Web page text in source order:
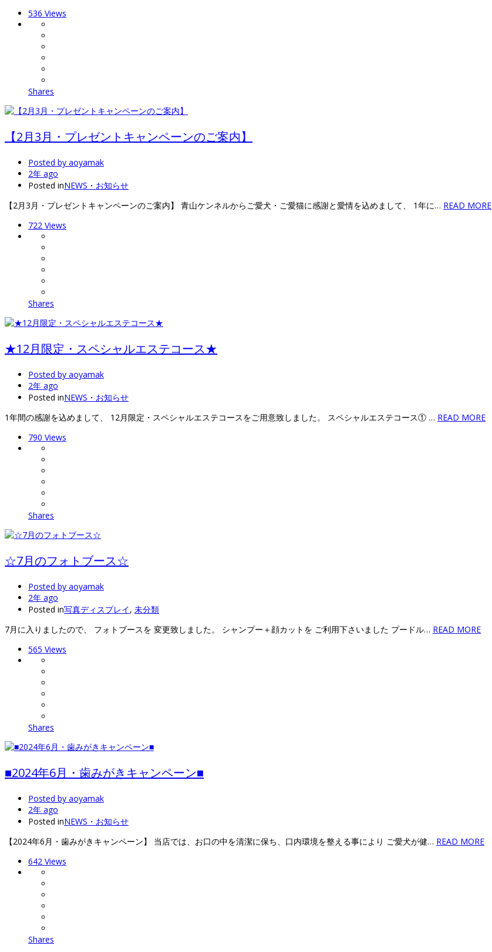
536 Views
Shares
【2月3月・プレゼントキャンペーンのご案内】
Posted by aoyamak
2年 ago
Posted inNEWS・お知らせ
【2月3月・プレゼントキャンペーンのご案内】 青山ケンネルからご愛犬・ご愛猫に感謝と愛情を込めまして、 1年に… READ MORE
722 Views
Shares
★12月限定・スペシャルエステコース★
Posted by aoyamak
2年 ago
Posted inNEWS・お知らせ
1年間の感謝を込めまして、 12月限定・スペシャルエステコースをご用意致しました。 スペシャルエステコース① … READ MORE
790 Views
Shares
☆7月のフォトブース☆
Posted by aoyamak
2年 ago
Posted in写真ディスプレイ, 未分類
7月に入りましたので、 フォトブースを 変更致しました。 シャンプー＋顔カットを ご利用下さいました プードル… READ MORE
565 Views
Shares
■2024年6月・歯みがきキャンペーン■
Posted by aoyamak
2年 ago
Posted inNEWS・お知らせ
【2024年6月・歯みがきキャンペーン】 当店では、お口の中を清潔に保ち、口内環境を整える事により ご愛犬が健… READ MORE
642 Views
Shares